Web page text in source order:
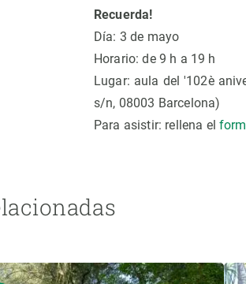
Recuerda!
Día: 3 de mayo
Horario: de 9 h a 19 h
Lugar: aula del '102è
s/n, 08003 Barcelona)
Para asistir: rellena el